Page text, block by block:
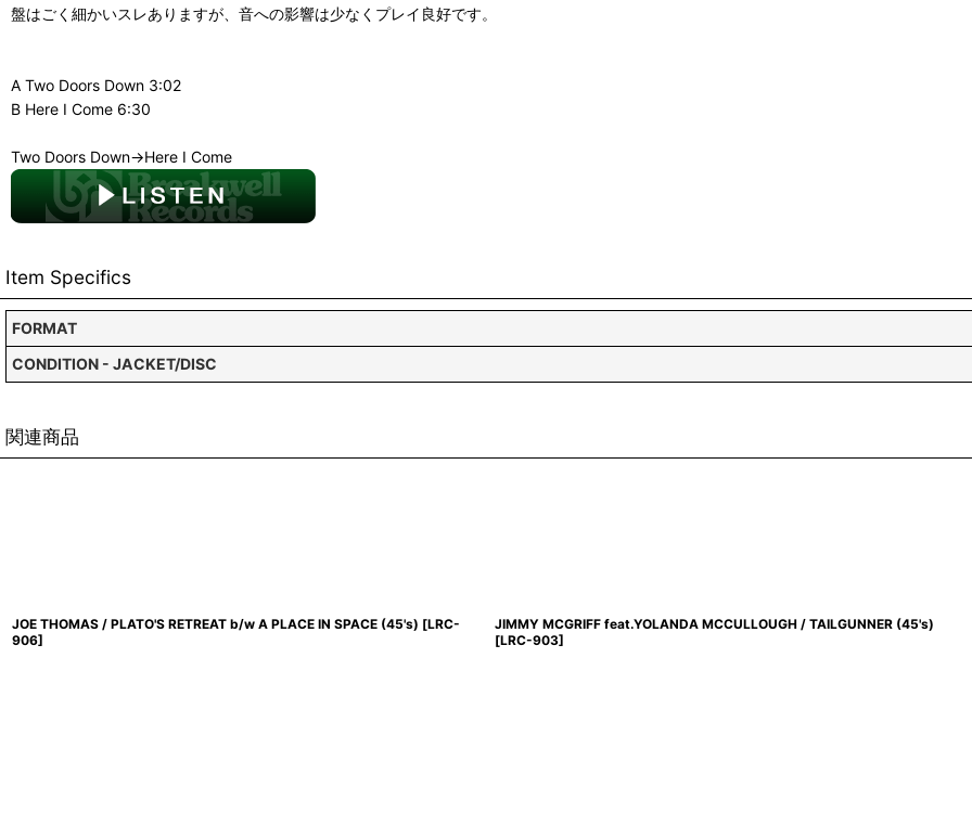
盤はごく細かいスレありますが、音への影響は少なくプレイ良好です。
A Two Doors Down 3:02
B Here I Come 6:30
Two Doors Down→Here I Come
Item Specifics
FORMAT
CONDITION - JACKET/DISC
関連商品
JOE THOMAS / PLATO'S RETREAT b/w A PLACE IN SPACE (45's) [LRC-
906]
JIMMY MCGRIFF feat.YOLANDA MCCULLOUGH / TAILGUNNER (45's)
[LRC-903]